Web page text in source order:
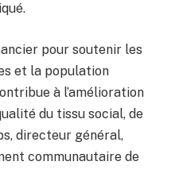
pour soutenir les
et la population
à l’amélioration
du tissu social, de
directeur général,
communautaire de